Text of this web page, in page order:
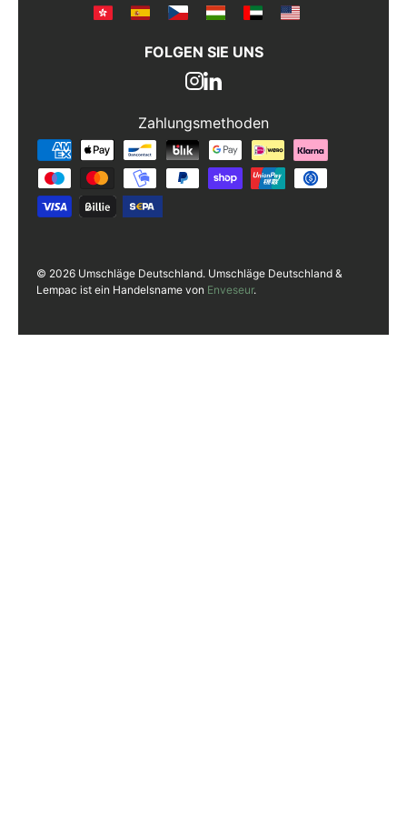
FOLGEN SIE UNS
Zahlungsmethoden
Zahlungsmethoden
© 2026 Umschläge Deutschland. Umschläge Deutschland &
Lempac ist ein Handelsname von Enveseur.